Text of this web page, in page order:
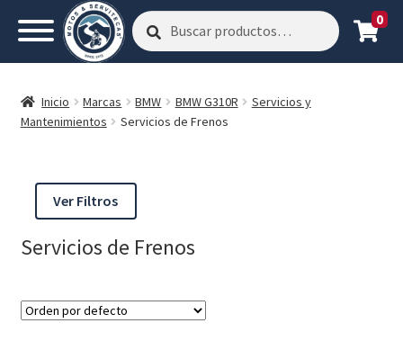
Buscar
por:
Buscar 0
Inicio Marcas BMW BMW G310R
Servicios y
Mantenimientos
Servicios de Frenos
Ver Filtros
Servicios de Frenos